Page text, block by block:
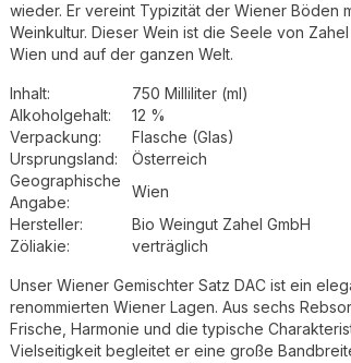
wieder. Er vereint Typizität der Wiener Böden
Weinkultur. Dieser Wein ist die Seele von
Wien und auf der ganzen Welt.
Inhalt:
750 Milliliter (ml)
Alkoholgehalt:
12 %
Verpackung:
Flasche (Glas)
Ursprungsland:
Österreich
Geographische
Angabe:
Wien
Hersteller:
Bio Weingut Zahel GmbH
Zöliakie:
verträglich
Unser Wiener Gemischter Satz DAC ist ein
renommierten Wiener Lagen. Aus sechs
Frische, Harmonie und die typische
Vielseitigkeit begleitet er eine große